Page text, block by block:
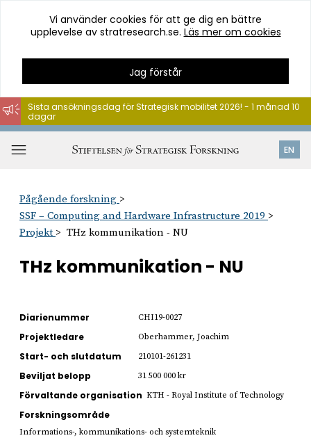
Hoppa
till
innehåll
Vi använder cookies för att ge dig en bättre
upplevelse av stratresearch.se. Läs mer om cookies
Jag förstår
EN
Sista ansökningsdag för Strategisk mobilitet 2026! - 1 månad 10
dagar
Pågående forskning
SSF – Computing and Hardware Infrastructure 2019
Projekt
THz kommunikation - NU
THz kommunikation - NU
Diarienummer CHI19-0027
Projektledare Oberhammer, Joachim
Start- och slutdatum 210101-261231
Beviljat belopp 31 500 000 kr
Förvaltande organisation KTH - Royal Institute of Technology
Forskningsområde
Informations-, kommunikations- och systemteknik